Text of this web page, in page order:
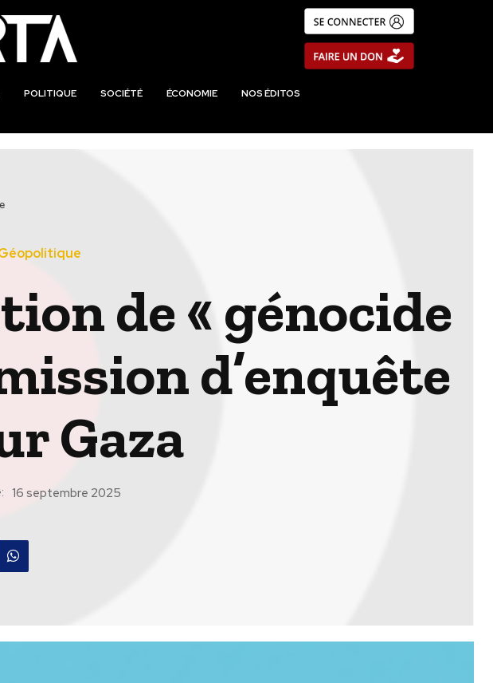
POLITIQUE SOCIÉTÉ ÉCONOMIE NOS ÉDITOS
de « génocide
d’enquête
Gaza
16 septembre 2025